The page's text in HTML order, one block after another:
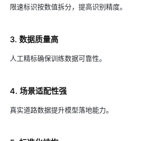
限速标识按数值拆分，提高识别精度。
3. 数据质量高
人工精标确保训练数据可靠性。
4. 场景适配性强
真实道路数据提升模型落地能力。